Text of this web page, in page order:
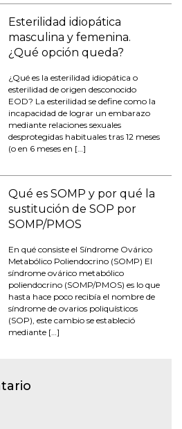
Esterilidad idiopática
masculina y femenina.
¿Qué opción queda?
¿Qué es la esterilidad idiopática o
esterilidad de origen desconocido
EOD? La esterilidad se define como la
incapacidad de lograr un embarazo
mediante relaciones sexuales
desprotegidas habituales tras 12 meses
(o en 6 meses en […]
Qué es SOMP y por qué la
sustitución de SOP por
SOMP/PMOS
En qué consiste el Síndrome Ovárico
Metabólico Poliendocrino (SOMP) El
síndrome ovárico metabólico
poliendocrino (SOMP/PMOS) es lo que
hasta hace poco recibía el nombre de
síndrome de ovarios poliquísticos
(SOP), este cambio se estableció
mediante […]